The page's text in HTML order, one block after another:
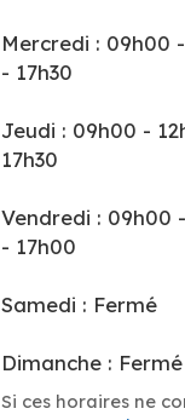
Mercredi : 09h00
- 17h30
Jeudi : 09h00 -
17h30
Vendredi : 09h00
- 17h00
Samedi : Fermé
Dimanche : Fermé
Si ces horaires ne